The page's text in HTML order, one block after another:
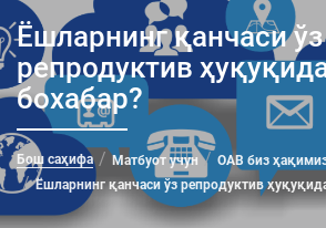
Ёшларнинг қанчаси ўз
репродуктив
бохабар?
Бош саҳифа Матбуот учун
ОАВ биз
Ёшларнинг қанчаси ўз репродуктив